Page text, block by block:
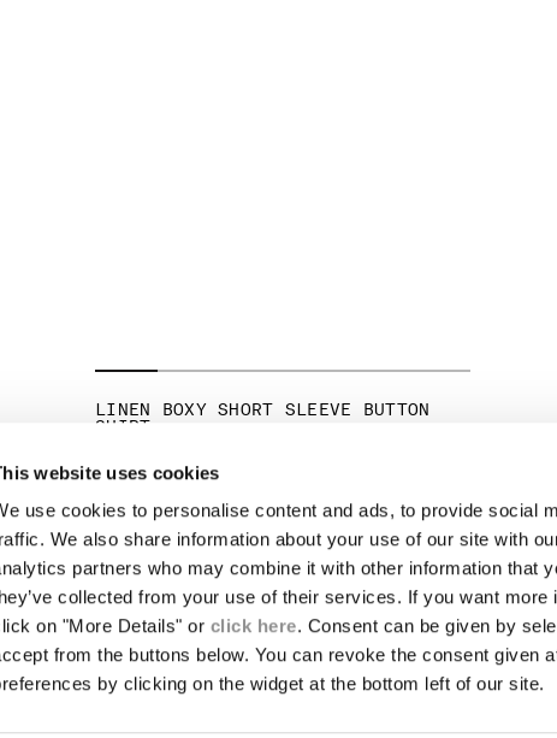
website uses cookies
use cookies to personalise content and ads, to provide social
We also share information about your use of our site with
partners who may combine it with other information that
collected from your use of their services. If you want
on "More Details" or click here. Consent can be given by
from the buttons below. You can revoke the consent given
by clicking on the widget at the bottom left of our site.
LINEN BOXY SHORT SLEEVE BUTTON
SHIRT
primo
ABOUT
LA NOSTRA STORIA
TINTURA IN CAPO
CAPI ICONICI
CERTIFICAZIONE LENTI
LAVORA CON NOI
RESI